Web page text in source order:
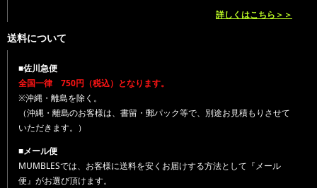
詳しくはこちら＞＞
送料について
■佐川急便
全国一律 750円（税込）となります。
※沖縄・離島を除く。
（沖縄・離島のお客様は、書留・郵パック等で、別途お見積もりさせて
いただきます。）
■メール便
MUMBLESでは、お客様に送料を安くお届けする方法として『メール
便』がお選び頂けます。